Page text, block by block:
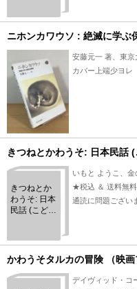
2月号 ＜こ
どものとも
年中向き＞
ニホンカワウソ : 絶滅に学
安藤元一 著、東
カバー上端少ヨ
きつねとかわうそ: 日本民話
きつねとか
わうそ: 日本
民話 (こども
いもと ようこ、
★税込 ＆ 送料
通読に問題ござい
かわうそタルカの冒険 （映画
デイヴィッド・コ